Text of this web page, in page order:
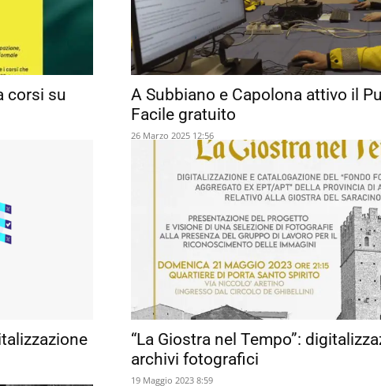
corsi su
A Subbiano e Capolona attivo il
Facile gratuito
26 Marzo 2025 12:56
“La Giostra nel Tempo”:
archivi fotografici
19 Maggio 2023 8:59